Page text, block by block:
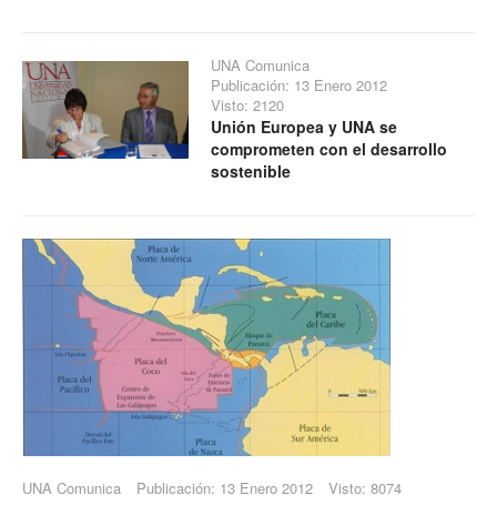
UNA Comunica
Publicación: 13 Enero 2012
Visto: 2120
Unión Europea y UNA se
comprometen con el desarrollo
sostenible
UNA Comunica Publicación: 13 Enero 2012 Visto: 8074